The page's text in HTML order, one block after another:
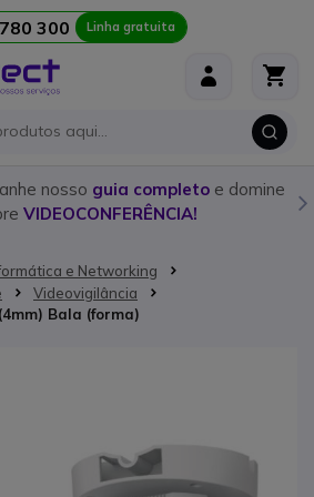
300 Linha gratuita
nosso guia completoe domine
VIDEOCONFERÊNCIA!
e Networking
Videovigilância
Bala (forma)